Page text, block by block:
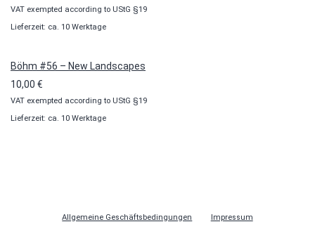
VAT exempted according to UStG §19
Lieferzeit: ca. 10 Werktage
Böhm #56 – New Landscapes
10,00 €
VAT exempted according to UStG §19
Lieferzeit: ca. 10 Werktage
Allgemeine Geschäftsbedingungen Impressum